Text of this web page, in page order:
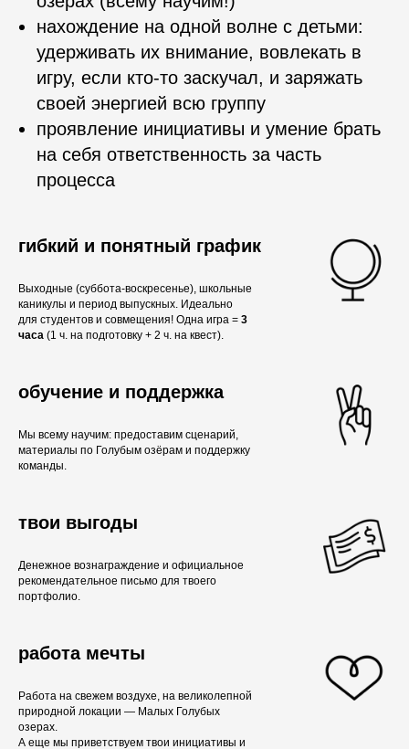
нахождение на одной волне с детьми:
удерживать их внимание, вовлекать в
игру, если кто-то заскучал, и заряжать
своей энергией всю группу
проявление инициативы и умение брать
на себя ответственность за часть
процесса
гибкий и понятный график
Выходные (суббота-воскресенье), школьные
каникулы и период выпускных. Идеально
для студентов и совмещения! Одна игра = 3
часа (1 ч. на подготовку + 2 ч. на квест).
обучение и поддержка
Мы всему научим: предоставим сценарий,
материалы по Голубым озёрам и поддержку
команды.
твои выгоды
Денежное вознаграждение и официальное
рекомендательное письмо для твоего
портфолио.
работа мечты
Работа на свежем воздухе, на великолепной
природной локации — Малых Голубых
озерах.
А еще мы приветствуем твои инициативы и